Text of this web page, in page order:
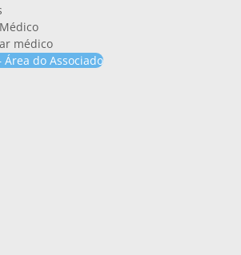
médico
Área do Associado